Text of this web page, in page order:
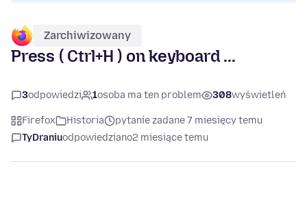
Zarchiwizowany
Press ( Ctrl+H ) on keyboard ...
3odpowiedzi 1osoba ma ten problem 308wyświetleń
Firefox Historia
pytanie zadane 7 miesięcy temu
TyDraniuodpowiedziano2 miesiące temu